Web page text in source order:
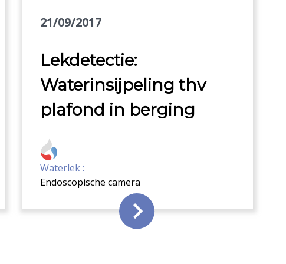
21/09/2017
Lekdetectie:
Waterinsijpeling thv
plafond in berging
Waterlek :
Endoscopische camera